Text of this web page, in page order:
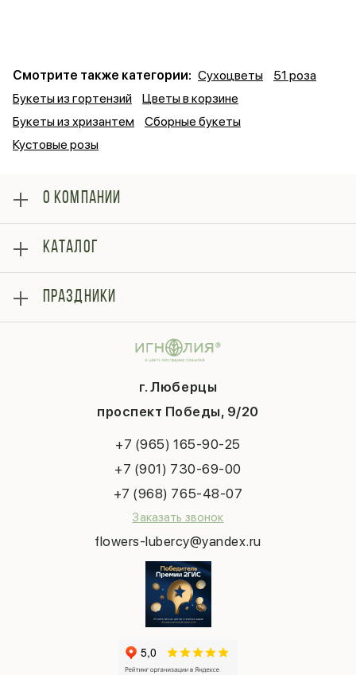
Смотрите также категории: Сухоцветы
51 роза
Букеты из гортензий
Цветы в корзине
Букеты из хризантем
Сборные букеты
Кустовые розы
г. Люберцы
проспект Победы, 9/20
+7 (965) 165-90-25
+7 (901) 730-69-00
+7 (968) 765-48-07
Заказать звонок
flowers-lubercy@yandex.ru
О КОМПАНИИ
Оплата
Отзывы
Блог
Гарантии
Контакты
Публичная оферта
КАТАЛОГ
Букеты
Композиции
ПРАЗДНИКИ
Последний звонок